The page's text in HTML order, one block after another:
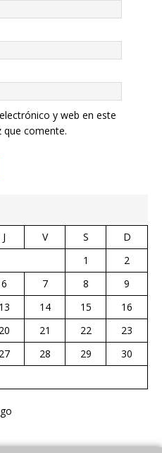
y web en este
que comente.
J V S
D
1
2
6 7 8
9
13 14 15
16
20 21 22
23
27 28 29
30